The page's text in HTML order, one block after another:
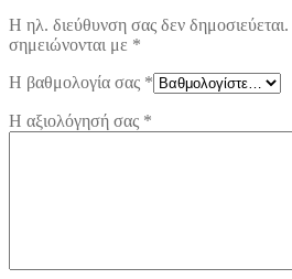
Η ηλ. διεύθυνση σας δεν δημοσιεύεται.
σημειώνονται με *
Η βαθμολογία σας *
Η αξιολόγησή σας *